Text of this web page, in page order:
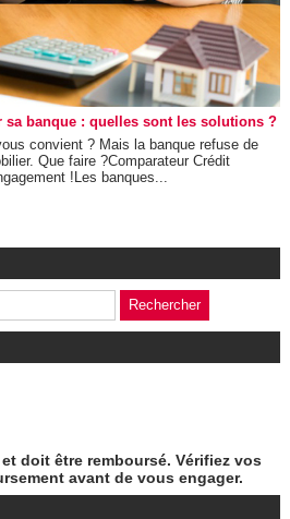
banque : quelles sont les solutions ?
convient ? Mais la banque refuse de
Que faire ?Comparateur Crédit
!Les banques...
doit être remboursé. Vérifiez vos
avant de vous engager.